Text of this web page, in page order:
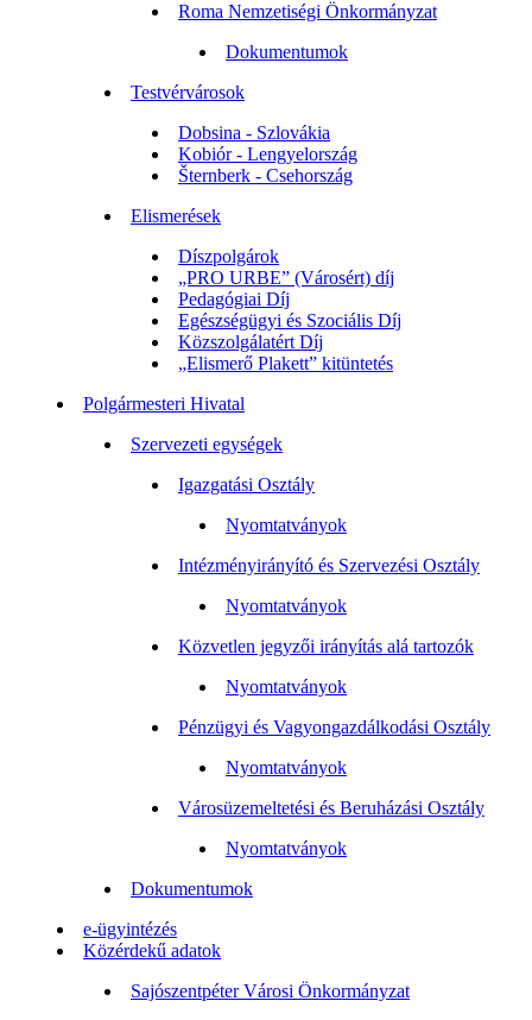
Roma Nemzetiségi Önkormányzat
Dokumentumok
Testvérvárosok
Dobsina - Szlovákia
Kobiór - Lengyelország
Šternberk - Csehország
Elismerések
Díszpolgárok
„PRO URBE” (Városért) díj
Pedagógiai Díj
Egészségügyi és Szociális Díj
Közszolgálatért Díj
„Elismerő Plakett” kitüntetés
Polgármesteri Hivatal
Szervezeti egységek
Igazgatási Osztály
Nyomtatványok
Intézményirányító és Szervezési Osztály
Nyomtatványok
Közvetlen jegyzői irányítás alá tartozók
Nyomtatványok
Pénzügyi és Vagyongazdálkodási Osztály
Nyomtatványok
Városüzemeltetési és Beruházási Osztály
Nyomtatványok
Dokumentumok
e-ügyintézés
Közérdekű adatok
Sajószentpéter Városi Önkormányzat